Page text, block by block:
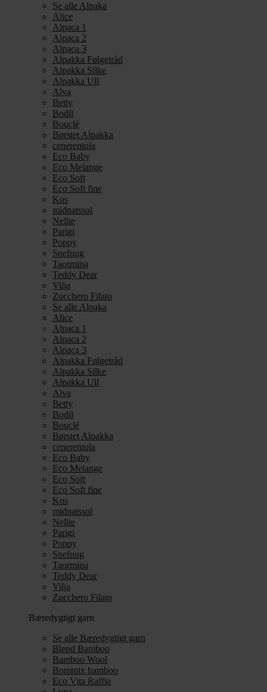
Se alle Alpaka
Alice
Alpaca 1
Alpaca 2
Alpaca 3
Alpakka Følgetråd
Alpakka Silke
Alpakka Ull
Alva
Betty
Bodil
Bouclé
Børstet Alpakka
cenerentola
Eco Baby
Eco Melange
Eco Soft
Eco Soft fine
Kos
midnatssol
Nellie
Parigi
Poppy
Snefnug
Taormina
Teddy Dear
Vilja
Zucchero Filato
Se alle Alpaka
Alice
Alpaca 1
Alpaca 2
Alpaca 3
Alpakka Følgetråd
Alpakka Silke
Alpakka Ull
Alva
Betty
Bodil
Bouclé
Børstet Alpakka
cenerentola
Eco Baby
Eco Melange
Eco Soft
Eco Soft fine
Kos
midnatssol
Nellie
Parigi
Poppy
Snefnug
Taormina
Teddy Dear
Vilja
Zucchero Filato
Bæredygtigt garn
Se alle Bæredygtigt garn
Blend Bamboo
Bamboo Wool
Bommix bamboo
Eco Vita Raffia